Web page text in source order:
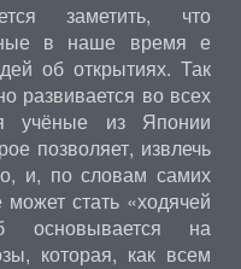
заметить, что
в наше время е
об открытиях. Так
развивается во всех
учёные из Японии
позволяет, извлечь
и, по словам самих
может стать «ходячей
основывается на
которая, как всем